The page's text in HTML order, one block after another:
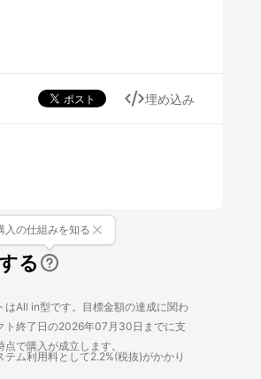
埋め込み
る
入の仕組みを知る
はAll in型です。目標金額の達成に関わ
ト終了日の2026年07月30日までに支
で購入が成立します。
テム利用料として2.2%(税抜)がかかり